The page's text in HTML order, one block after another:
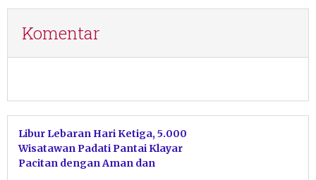
Komentar
Libur Lebaran Hari Ketiga, 5.000
Wisatawan Padati Pantai Klayar
Pacitan dengan Aman dan